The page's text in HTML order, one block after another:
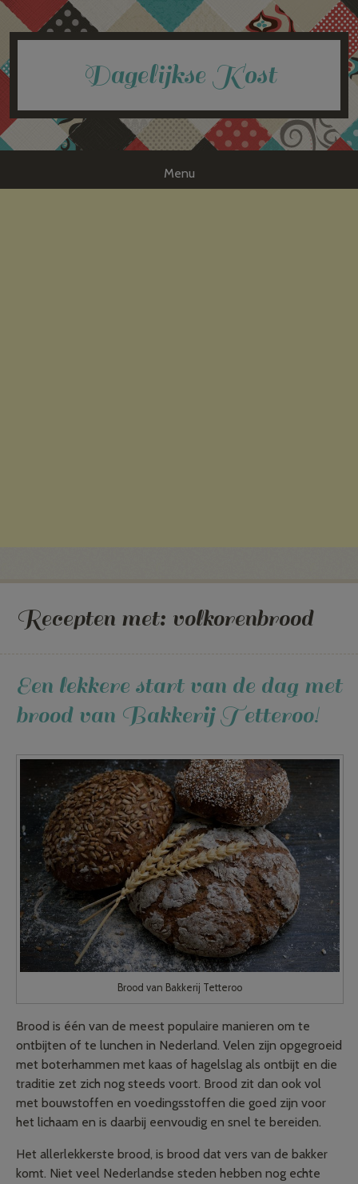
Dagelijkse Kost
Menu
Recepten met: volkorenbrood
Een lekkere start van de dag met
brood van Bakkerij Tetteroo!
Brood van Bakkerij Tetteroo
Brood is één van de meest populaire manieren om te
ontbijten of te lunchen in Nederland. Velen zijn opgegroeid
met boterhammen met kaas of hagelslag als ontbijt en die
traditie zet zich nog steeds voort. Brood zit dan ook vol
met bouwstoffen en voedingsstoffen die goed zijn voor
het lichaam en is daarbij eenvoudig en snel te bereiden.
Het allerlekkerste brood, is brood dat vers van de bakker
komt. Niet veel Nederlandse steden hebben nog echte